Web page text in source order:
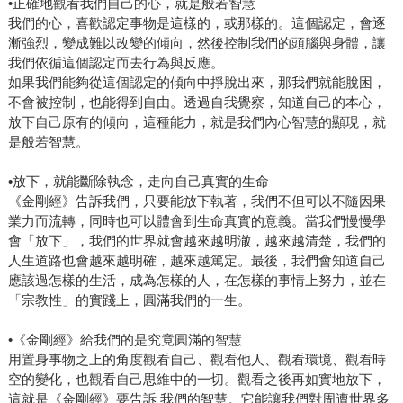
我們的心，喜歡認定事物是這樣的，或那樣的。這個認定，會逐
漸強烈，變成難以改變的傾向，然後控制我們的頭腦與身體，讓
我們依循這個認定而去行為與反應。
如果我們能夠從這個認定的傾向中掙脫出來，那我們就能脫困，
不會被控制，也能得到自由。透過自我覺察，知道自己的本心，
放下自己原有的傾向，這種能力，就是我們內心智慧的顯現，就
是般若智慧。
•放下，就能斷除執念，走向自己真實的生命
《金剛經》告訴我們，只要能放下執著，我們不但可以不隨因果
業力而流轉，同時也可以體會到生命真實的意義。當我們慢慢學
會「放下」，我們的世界就會越來越明澈，越來越清楚，我們的
人生道路也會越來越明確，越來越篤定。最後，我們會知道自己
應該過怎樣的生活，成為怎樣的人，在怎樣的事情上努力，並在
「宗教性」的實踐上，圓滿我們的一生。
•《金剛經》給我們的是究竟圓滿的智慧
用置身事物之上的角度觀看自己、觀看他人、觀看環境、觀看時
空的變化，也觀看自己思維中的一切。觀看之後再如實地放下，
這就是《金剛經》要告訴 我們的智慧。它能讓我們對周遭世界多